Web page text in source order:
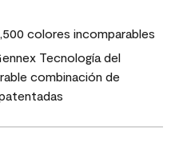
colores incomparables
Tecnología del
combinación de